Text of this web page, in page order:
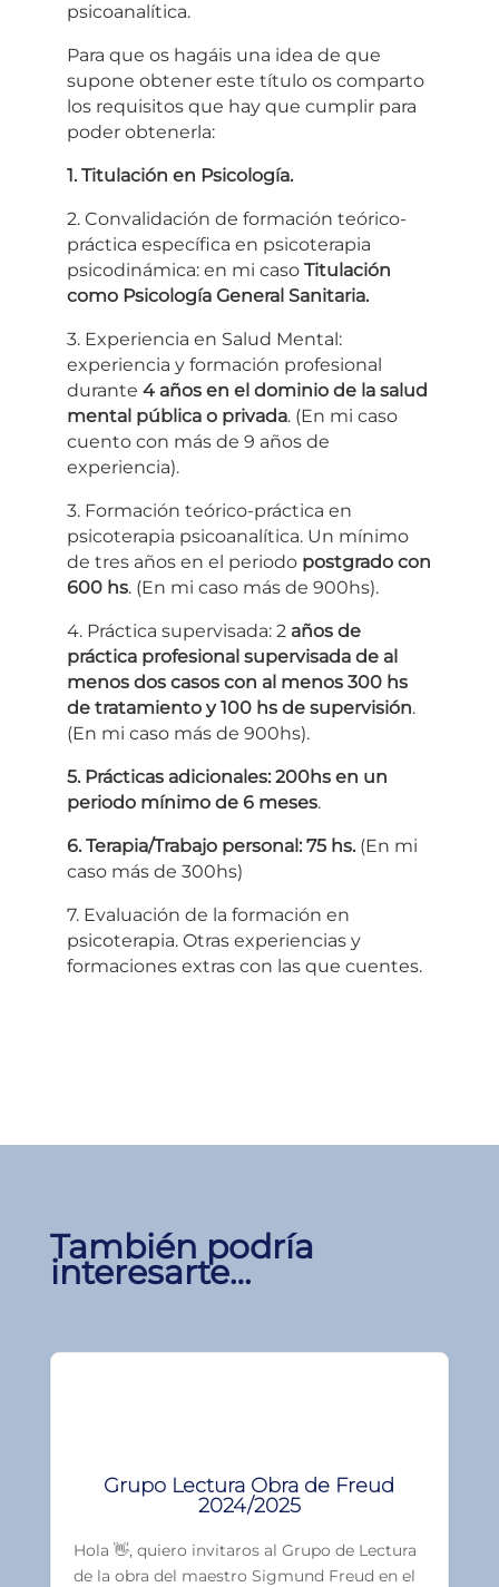
psicoanalítica.
Para que os hagáis una idea de que
supone obtener este título os comparto
los requisitos que hay que cumplir para
poder obtenerla:
1. Titulación en Psicología.
2. Convalidación de formación teórico-
práctica específica en psicoterapia
psicodinámica: en mi casoTitulación
como Psicología General Sanitaria.
3. Experiencia en Salud Mental:
experiencia y formación profesional
durante4 años en el dominio de la salud
mental pública o privada. (En mi caso
cuento con más de 9 años de
experiencia).
3. Formación teórico-práctica en
psicoterapia psicoanalítica. Un mínimo
de tres años en el periodo postgrado con
600 hs. (En mi caso más de 900hs).
4. Práctica supervisada: 2 años de
práctica profesional supervisada de al
menos dos casos con al menos 300 hs
de tratamiento y 100 hs de supervisión.
(En mi caso más de 900hs).
5. Prácticas adicionales: 200hs en un
periodo mínimo de 6 meses.
6. Terapia/Trabajo personal: 75 hs. (En mi
caso más de 300hs)
7. Evaluación de la formación en
psicoterapia. Otras experiencias y
formaciones extras con las que cuentes.
También podría
interesarte…
Grupo Lectura Obra de Freud
2024/2025
Hola 👋, quiero invitaros al Grupo de Lectura
de la obra del maestro Sigmund Freud en el